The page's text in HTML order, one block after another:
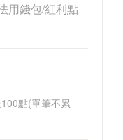
用錢包/紅利點
點(單筆不累